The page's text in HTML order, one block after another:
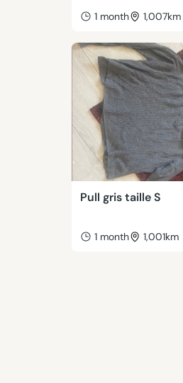
1 month 1,007km
Pull gris taille S
1 month 1,001km